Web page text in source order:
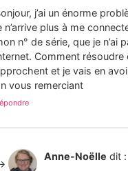
j’ai un énorme
n’arrive plus à me
n° de série, que je n’ai
Comment résoudre
et je vais en
vous remerciant
Anne-Noëlle dit :